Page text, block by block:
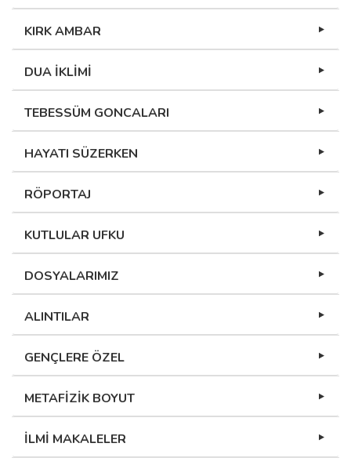
KIRK AMBAR
DUA İKLİMİ
TEBESSÜM GONCALARI
HAYATI SÜZERKEN
RÖPORTAJ
KUTLULAR UFKU
DOSYALARIMIZ
ALINTILAR
GENÇLERE ÖZEL
METAFİZİK BOYUT
İLMİ MAKALELER